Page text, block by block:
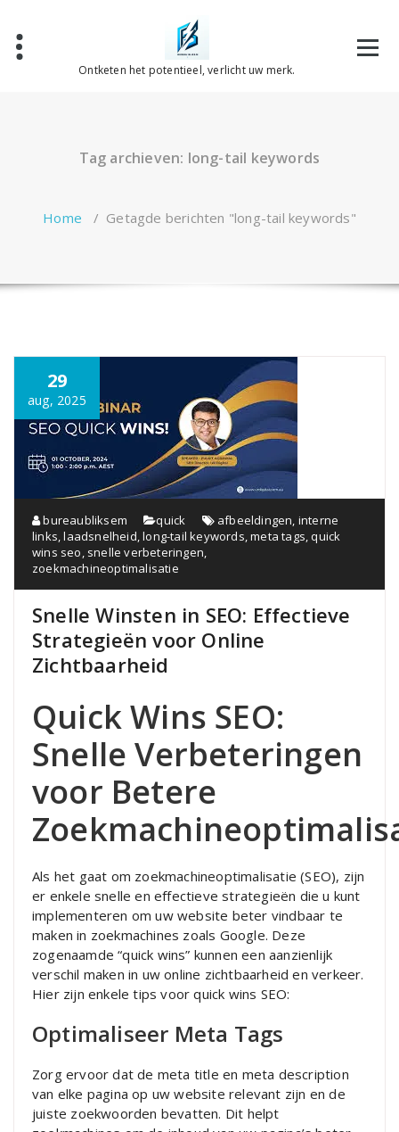
inhoud
Ontketen het potentieel, verlicht uw merk.
Tag archieven: long-tail keywords
Home / Getagde berichten "long-tail keywords"
29
aug, 2025
bureaubliksem quick afbeeldingen, interne
links,laadsnelheid,long-tail keywords,meta tags,quick
wins seo, snelle verbeteringen,
zoekmachineoptimalisatie
Snelle Winsten in SEO: Effectieve
Strategieën voor Online
Zichtbaarheid
Quick Wins SEO:
Snelle Verbeteringen
voor Betere
Als het gaat om zoekmachineoptimalisatie (SEO), zijn
er enkele snelle en effectieve strategieën die u kunt
implementeren om uw website beter vindbaar te
maken in zoekmachines zoals Google. Deze
zogenaamde “quick wins” kunnen een aanzienlijk
verschil maken in uw online zichtbaarheid en verkeer.
Hier zijn enkele tips voor quick wins SEO:
Optimaliseer Meta Tags
Zorg ervoor dat de meta title en meta description
van elke pagina op uw website relevant zijn en de
juiste zoekwoorden bevatten. Dit helpt